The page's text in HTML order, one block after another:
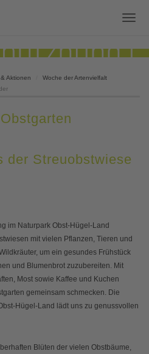
Aktionen
Woche der Artenvielfalt
der Streuobstwiese
im Naturpark Obst-Hügel-Land
mit vielen Pflanzen, Tieren und
um ein gesundes Frühstück
und Blumenbrot zuzubereiten. Mit
Most sowie Kaffee und Kuchen
gemeinsam schmecken. Die
Hügel-Land lädt uns zu genussvollen
Blüten der vielen Obstbäume,